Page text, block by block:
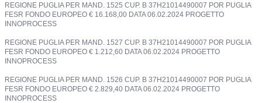
REGIONE PUGLIA PER MAND. 1525 CUP. B 37H21014490007 POR PUGLIA
FESR FONDO EUROPEO € 16.168,00 DATA 06.02.2024 PROGETTO
INNOPROCESS
REGIONE PUGLIA PER MAND. 1527 CUP. B 37H21014490007 POR PUGLIA
FESR FONDO EUROPEO € 1.212,60 DATA 06.02.2024 PROGETTO
INNOPROCESS
REGIONE PUGLIA PER MAND. 1526 CUP. B 37H21014490007 POR PUGLIA
FESR FONDO EUROPEO € 2.829,40 DATA 06.02.2024 PROGETTO
INNOPROCESS